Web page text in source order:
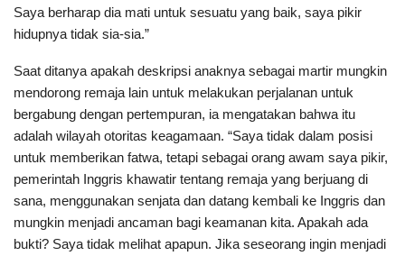
Saya berharap dia mati untuk sesuatu yang baik, saya pikir
hidupnya tidak sia-sia.”
Saat ditanya apakah deskripsi anaknya sebagai martir mungkin
mendorong remaja lain untuk melakukan perjalanan untuk
bergabung dengan pertempuran, ia mengatakan bahwa itu
adalah wilayah otoritas keagamaan. “Saya tidak dalam posisi
untuk memberikan fatwa, tetapi sebagai orang awam saya pikir,
pemerintah Inggris khawatir tentang remaja yang berjuang di
sana, menggunakan senjata dan datang kembali ke Inggris dan
mungkin menjadi ancaman bagi keamanan kita. Apakah ada
bukti? Saya tidak melihat apapun. Jika seseorang ingin menjadi